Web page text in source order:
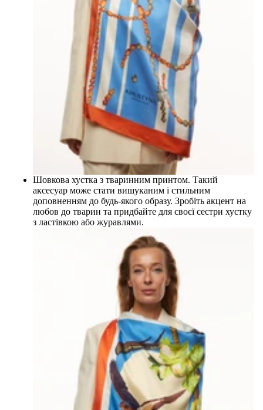
Шовкова хустка з тваринним принтом. Такий
аксесуар може стати вишуканим і стильним
доповненням до будь-якого образу. Зробіть акцент на
любов до тварин та придбайте для своєї сестри хустку
з ластівкою або журавлями.